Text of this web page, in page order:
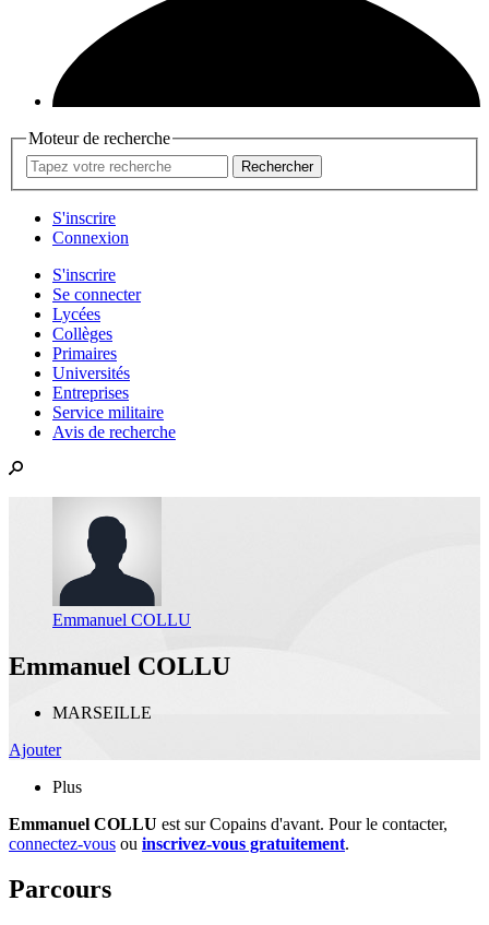
Moteur de recherche
Rechercher
S'inscrire
Connexion
S'inscrire
Se connecter
Lycées
Collèges
Primaires
Universités
Entreprises
Service militaire
Avis de recherche
Emmanuel COLLU
Emmanuel COLLU
MARSEILLE
Ajouter
Plus
Emmanuel COLLU est sur Copains d'avant. Pour le contacter,
connectez-vous ou inscrivez-vous gratuitement.
Parcours